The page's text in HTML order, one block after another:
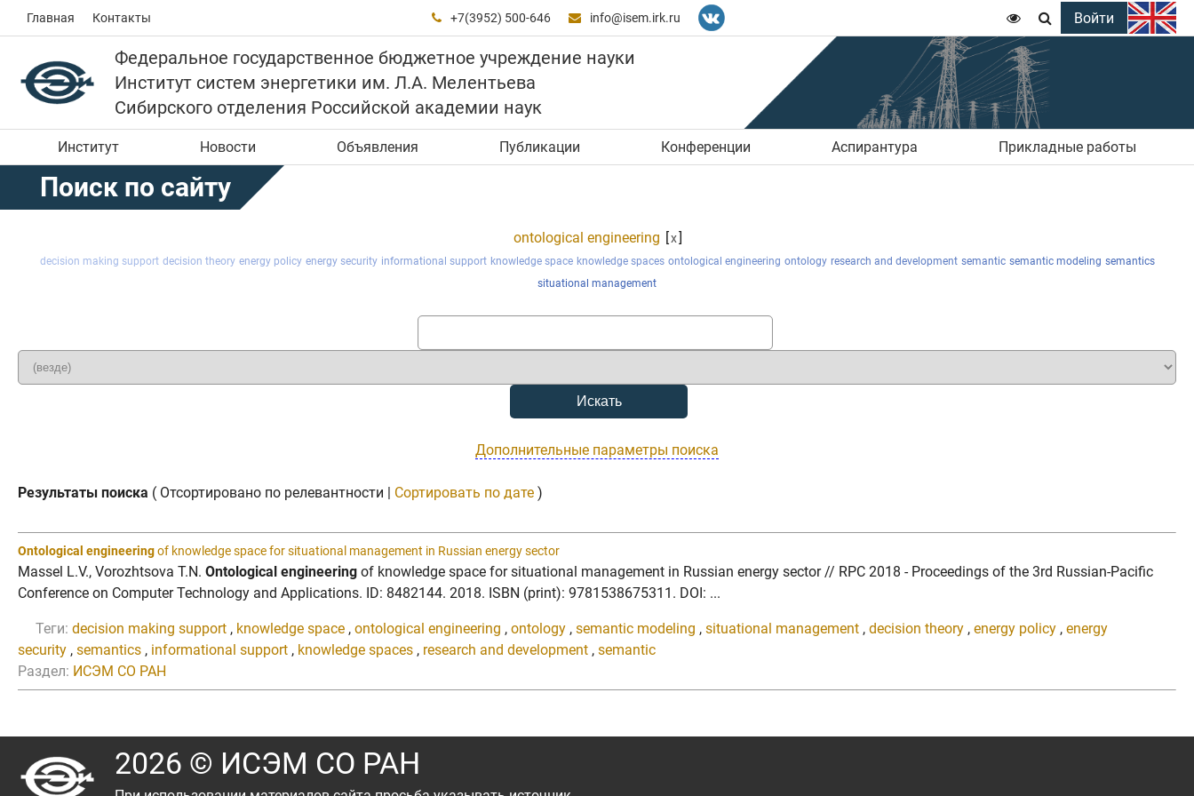
Главная Контакты  +7(3952) 500-646  info@isem.irk.ru   Войти
Федеральное государственное бюджетное учреждение науки
Институт систем энергетики им. Л.А. Мелентьева
Сибирского отделения Российской академии наук
Институт Новости Объявления Публикации Конференции Аспирантура Прикладные работы
Поиск по сайту
ontological engineering [x]
decision making support decision theory energy policy energy security informational support knowledge space knowledge spaces ontological engineering ontology research and development semantic semantic modeling semantics
situational management
Дополнительные параметры поиска
Результаты поиска ( Отсортировано по релевантности | Сортировать по дате )
Ontological engineeringof knowledge space for situational management in Russian energy sector
Massel L.V., Vorozhtsova T.N. Ontological engineering of knowledge space for situational management in Russian energy sector // RPC 2018 - Proceedings of the 3rd Russian-Pacific
Conference on Computer Technology and Applications. ID: 8482144. 2018. ISBN (print): 9781538675311. DOI: ...
Теги: decision making support , knowledge space , ontological engineering , ontology , semantic modeling , situational management , decision theory , energy policy , energy
security , semantics , informational support , knowledge spaces , research and development , semantic
Раздел: ИСЭМ СО РАН
2026 © ИСЭМ СО РАН